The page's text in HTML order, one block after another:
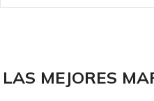
LAS MEJORES